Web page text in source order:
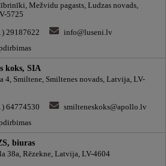
Mežvidu pagasts, Ludzas novads,
5725
29187622
info@luseni.lv
koks, SIA
4, Smiltene, Smiltenes novads, Latvija, LV-
64774530
smilteneskoks@apollo.lv
biuras
38a, Rēzekne, Latvija, LV-4604